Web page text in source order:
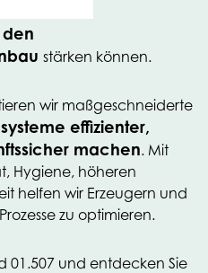
stärken können.
wir maßgeschneiderte
effizienter,
machen. Mit
Hygiene, höheren
helfen wir Erzeugern und
zu optimieren.
01.507 und entdecken Sie